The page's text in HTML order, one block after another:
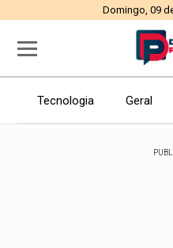
Domingo, 09
Tecnologia Geral